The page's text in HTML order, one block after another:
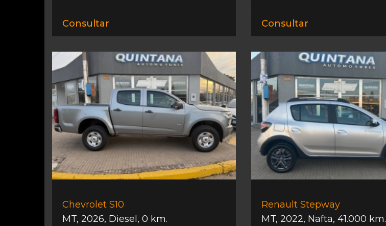
Consultar Consultar
Chevrolet S10
MT, 2026, Diesel , 0 km.
Renault Stepway
MT, 2022, Nafta, 41.000 km.